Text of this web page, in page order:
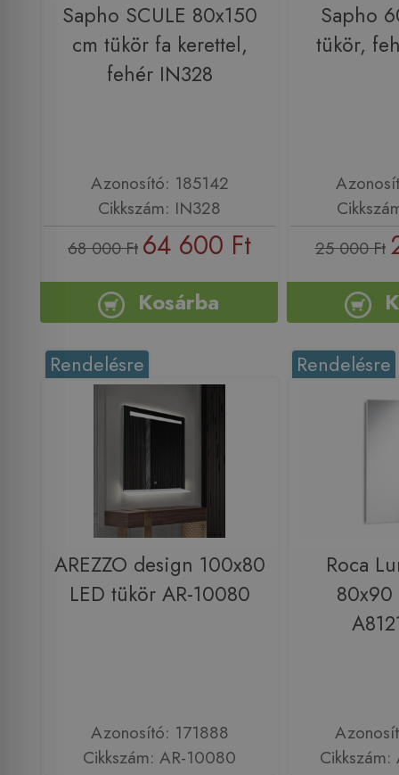
Sapho SCULE 80x150
cm tükör fa kerettel,
fehér IN328
Azonosító: 185142
Cikkszám: IN328
68 000 Ft 64 600 Ft
Kosárba
Sapho
tükör,
25 000 Ft
Rendelésre
AREZZO design 100x80
LED tükör AR-10080
Azonosító: 171888
Cikkszám: AR-10080
Rendelésre
Roca
80x90